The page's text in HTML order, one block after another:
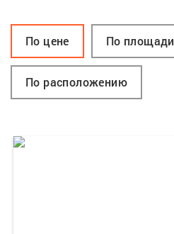
По цене По площади
По расположению